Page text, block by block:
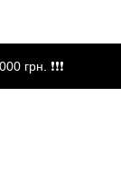
❗❗❗